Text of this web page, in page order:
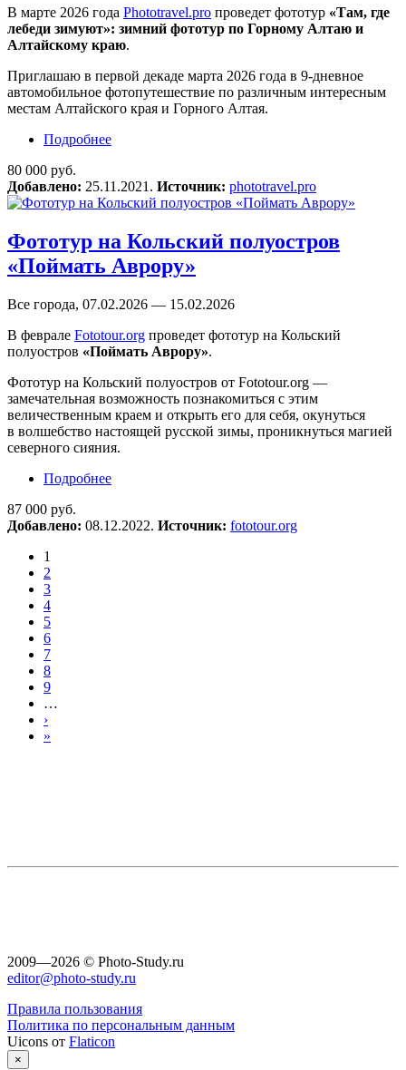
В марте 2026 года Phototravel.pro проведет фототур «Там, где
лебеди зимуют»: зимний фототур по Горному Алтаю и
Алтайскому краю.
Приглашаю в первой декаде марта 2026 года в 9-дневное
автомобильное фотопутешествие по различным интересным
местам Алтайского края и Горного Алтая.
Подробнее
80 000 руб.
Добавлено: 25.11.2021. Источник: phototravel.pro
Фототур на Кольский полуостров
«Поймать Аврору»
Все города, 07.02.2026 — 15.02.2026
В феврале Fototour.org проведет фототур на Кольский
полуостров «Поймать Аврору».
Фототур на Кольский полуостров от Fototour.org —
замечательная возможность познакомиться с этим
величественным краем и открыть его для себя, окунуться
в волшебство настоящей русской зимы, проникнуться магией
северного сияния.
Подробнее
87 000 руб.
Добавлено: 08.12.2022. Источник: fototour.org
1
2
3
4
5
6
7
8
9
…
›
»
2009—2026 © Photo-Study.ru
editor@photo-study.ru
Правила пользования
Политика по персональным данным
Uicons от Flaticon
×